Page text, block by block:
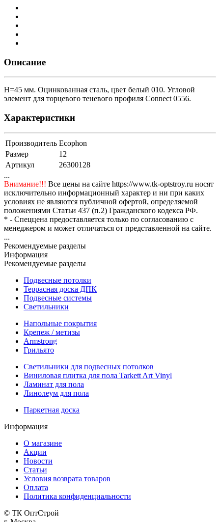
Описание
H=45 мм. Оцинкованная сталь, цвет белый 010. Угловой
элемент для торцевого теневого профиля Connect 0556.
Характеристики
Производитель Ecophon
Размер
12
Артикул
26300128
...
Внимание!!! Все цены на сайте https://www.tk-optstroy.ru носят
исключительно информационный характер и ни при каких
условиях не являются публичной офертой, определяемой
положениями Статьи 437 (п.2) Гражданского кодекса РФ.
* - Спеццена предоставляется только по согласованию с
менеджером и может отличаться от представленной на сайте.
...
Рекомендуемые разделы
Информация
Рекомендуемые разделы
Подвесные потолки
Террасная доска ДПК
Подвесные системы
Светильники
Напольные покрытия
Крепеж / метизы
Armstrong
Грильято
Светильники для подвесных потолков
Виниловая плитка для пола Tarkett Art Vinyl
Ламинат для пола
Линолеум для пола
Паркетная доска
Информация
О магазине
Акции
Новости
Статьи
Условия возврата товаров
Оплата
Политика конфиденциальности
© ТК ОптСтрой